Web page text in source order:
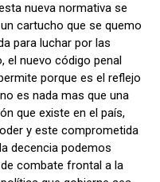
nueva normativa se
cartucho que se quemo
para luchar por las
el nuevo código penal
porque es el reflejo
es nada mas que una
que existe en el país,
y este comprometida
decencia podemos
combate frontal a la